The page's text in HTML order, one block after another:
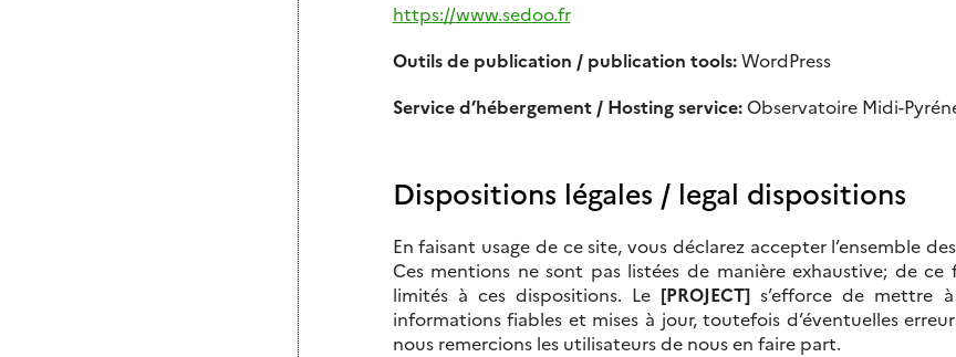
https://www.sedoo.fr
Outils de publication / publication tools:WordPress
Service d’hébergement / Hosting service:Observatoire Midi-
Dispositions légales / legal dispositions
En faisant usage de ce site, vous déclarez accepter l’ensemble
Ces mentions ne sont pas listées de manière exhaustive; de
limités à ces dispositions. Le [PROJECT] s’efforce de mettre
informations fiables et mises à jour, toutefois d’éventuelles
nous remercions les utilisateurs de nous en faire part.